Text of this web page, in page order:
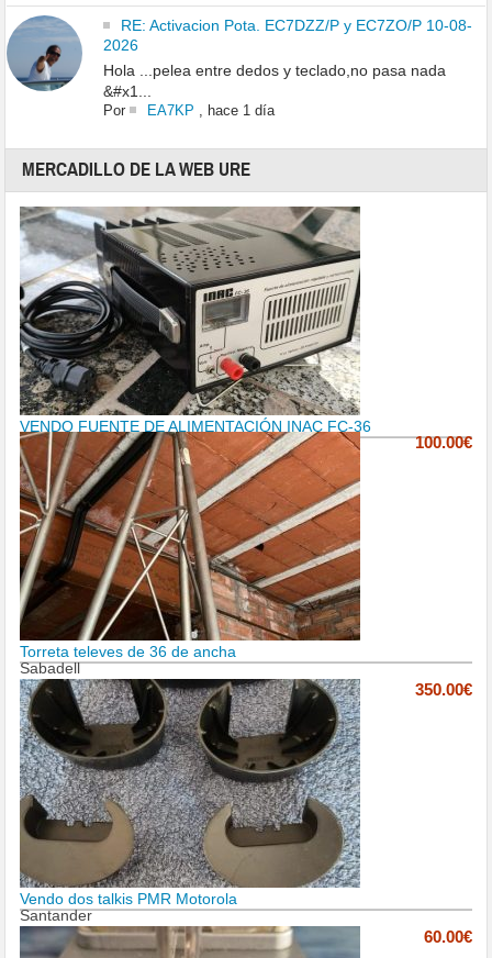
RE: Activacion Pota. EC7DZZ/P y EC7ZO/P 10-08-
2026
Hola ...pelea entre dedos y teclado,no pasa nada
&#x1...
Por EA7KP hace 1 día
MERCADILLO DE LA WEB URE
VENDO FUENTE DE ALIMENTACIÓN INAC FC-36
100.00€
Torreta televes de 36 de ancha
Sabadell
350.00€
Vendo dos talkis PMR Motorola
Santander
60.00€